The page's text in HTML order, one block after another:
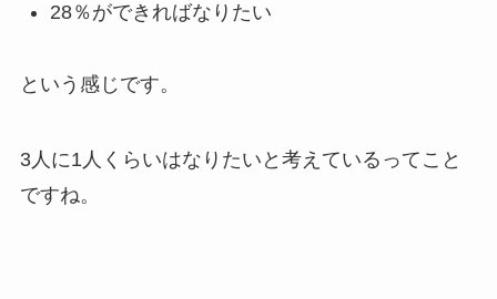
28％ができればなりたい
という感じです。
3人に1人くらいはなりたいと考えているってこと
ですね。